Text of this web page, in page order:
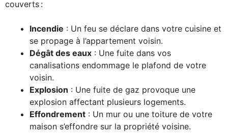
couverts :
Incendie : Un feu se déclare dans votre cuisine et
se propage à l’appartement voisin.
Dégât des eaux : Une fuite dans vos
canalisations endommage le plafond de votre
voisin.
Explosion : Une fuite de gaz provoque une
explosion affectant plusieurs logements.
Effondrement : Un mur ou une toiture de votre
maison s’effondre sur la propriété voisine.